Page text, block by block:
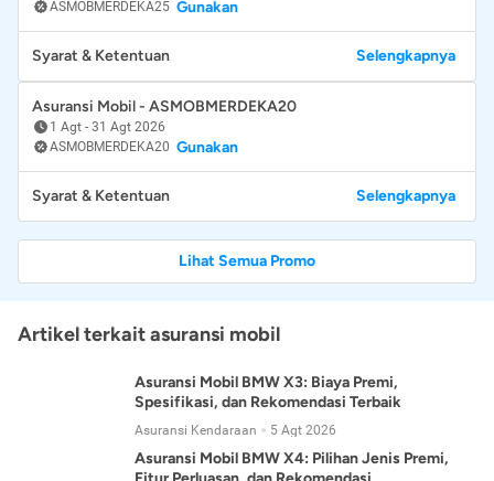
ASMOBMERDEKA25 Gunakan
Syarat & Ketentuan Selengkapnya
Asuransi Mobil - ASMOBMERDEKA20
1 Agt - 31 Agt 2026
ASMOBMERDEKA20 Gunakan
Syarat & Ketentuan Selengkapnya
Lihat Semua Promo
Artikel terkait asuransi mobil
Asuransi Mobil BMW X3: Biaya Premi,
Spesifikasi, dan Rekomendasi Terbaik
Asuransi Kendaraan 5 Agt 2026
Asuransi Mobil BMW X4: Pilihan Jenis Premi,